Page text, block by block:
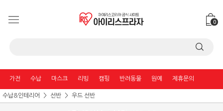
0
가전 수납 마스크 리빙 캠핑 반려동물 원예 제휴문의
수납&인테리어 선반 우드 선반